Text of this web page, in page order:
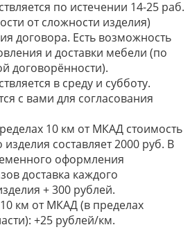
по истечении 14-25 раб.
от сложности изделия)
договора. Есть возможность
и доставки мебели (по
договорённости).
в среду и субботу.
с вами для согласования
10 км от МКАД стоимость
изделия составляет 2000 руб. В
оформления
доставка каждого
+ 300 рублей.
км от МКАД (в пределах
+25 рублей/км.